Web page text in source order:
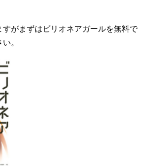
すがまずはビリオネアガールを無料で
。